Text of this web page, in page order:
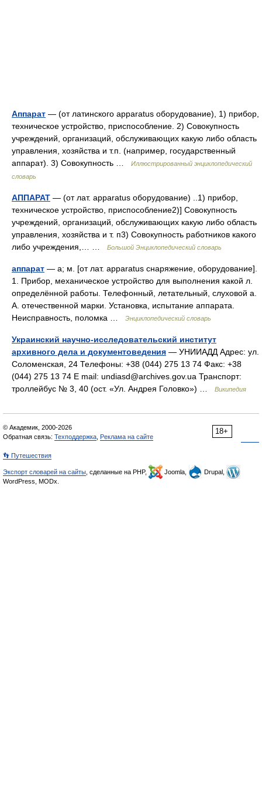
Аппарат — (от латинского apparatus оборудование), 1) прибор,
техническое устройство, приспособление. 2) Совокупность
учреждений, организаций, обслуживающих какую либо область
управления, хозяйства и т.п. (например, государственный
аппарат). 3) Совокупность …
Иллюстрированный энциклопедический
словарь
АППАРАТ — (от лат. apparatus оборудование) ..1) прибор,
техническое устройство, приспособление2)] Совокупность
учреждений, организаций, обслуживающих какую либо область
управления, хозяйства и т. п3) Совокупность работников какого
либо учреждения,… …
Большой Энциклопедический словарь
аппарат — а; м. [от лат. apparatus снаряжение, оборудование].
1. Прибор, механическое устройство для выполнения какой л.
определённой работы. Телефонный, летательный, слуховой а.
А. отечественной марки. Установка, испытание аппарата.
Неисправность, поломка …
Энциклопедический словарь
Украинский научно-исследовательский институт
архивного дела и документоведения — УНИИАДД Адрес: ул.
Соломенская, 24 Телефоны: +38 (044) 275 13 74 Факс: +38
(044) 275 13 74 E mail: undiasd@archives.gov.ua Транспорт:
троллейбус № 3, 40 (ост. «Ул. Андрея Головко») …
Википедия
18+
© Академик, 2000-2026
Обратная связь: Техподдержка Реклама на сайте
👣 Путешествия
Экспорт словарей на сайты , сделанные на PHP, Joomla,
Drupal,
WordPress, MODx.